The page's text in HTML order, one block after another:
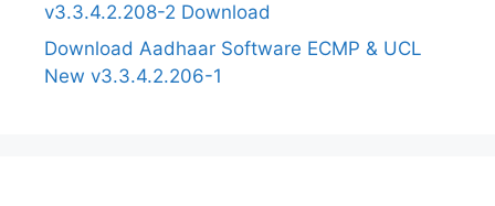
v3.3.4.2.208-2 Download
Download Aadhaar Software ECMP & UCL
New v3.3.4.2.206-1